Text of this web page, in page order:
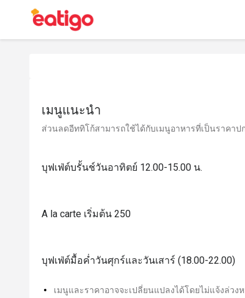
เมนูแนะนำ
ส่วนลดอีททิโก้สามารถใช้ได้กับเมนูอาหารที่เป็นราคาป
บุฟเฟ่ต์บรั้นช์วันอาทิตย์ 12.00-15.00 น.
A la carte เริ่มต้น 250
บุฟเฟ่ต์มื้อค่ำวันศุกร์และวันเสาร์ (18.00-22.00)
เมนูและราคาอาจจะเปลี่ยนแปลงได้โดยไม่แจ้งล่วง